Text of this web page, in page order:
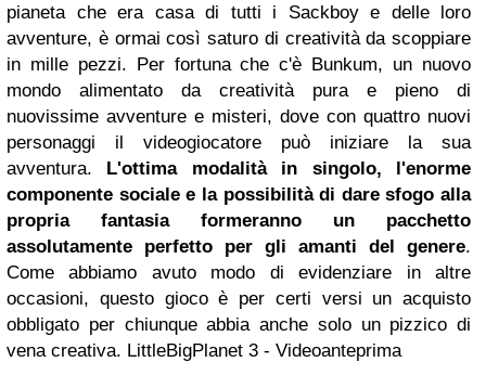
pianeta che era casa di tutti i Sackboy e delle loro
avventure, è ormai così saturo di creatività da scoppiare
in mille pezzi. Per fortuna che c'è Bunkum, un nuovo
mondo alimentato da creatività pura e pieno di
nuovissime avventure e misteri, dove con quattro nuovi
personaggi il videogiocatore può iniziare la sua
avventura. L'ottima modalità in singolo, l'enorme
componente sociale e la possibilità di dare sfogo alla
propria fantasia formeranno un pacchetto
assolutamente perfetto per gli amanti del genere.
Come abbiamo avuto modo di evidenziare in altre
occasioni, questo gioco è per certi versi un acquisto
obbligato per chiunque abbia anche solo un pizzico di
vena creativa. LittleBigPlanet 3 - Videoanteprima